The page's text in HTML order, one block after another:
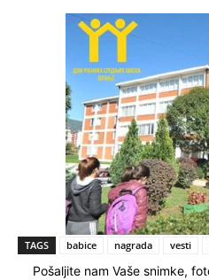
TAGS babice nagrada vesti
Pošaljite nam Vaše snimke,